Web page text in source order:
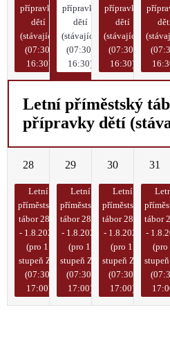
přípravky
dětí
(stávající)
(07:30-
16:30)
přípravky
dětí
(stávající)
(07:30-
16:30)
přípravky
dětí
(stávající)
(07:30-
16:30)
Letní příměstský
přípravky dětí
28
Letní
příměstský
tábor 28.7.
- 1.8.2025
(pro 1.
stupeň ZŠ)
(07:30-
17:00)
29
Letní
příměstský
tábor 28.7.
- 1.8.2025
(pro 1.
stupeň ZŠ)
(07:30-
17:00)
30
Letní
příměstský
tábor 28.7.
- 1.8.2025
(pro 1.
stupeň ZŠ)
(07:30-
17:00)
31
tábor
-
(pro